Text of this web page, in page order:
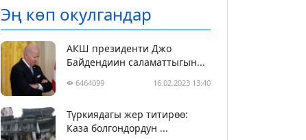
Эң көп окулгандар
АКШ президенти Джо
Байдендиин саламаттыгын...
6464099 16.02.2023 13:40
Түркиядагы жер титирөө:
Каза болгондордун ...